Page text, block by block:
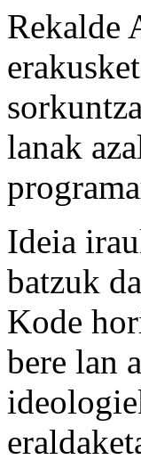
Rekalde
lanak
Ideia
batzuk
Kode
bere lan